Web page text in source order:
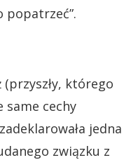
popatrzeć”.
(przyszły, którego
same cechy
jedna
związku z